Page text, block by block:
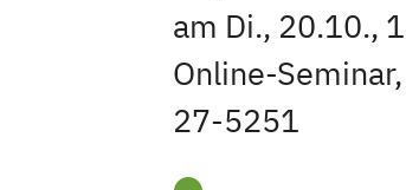
am Di., 20.10.,
Online-
27-5251